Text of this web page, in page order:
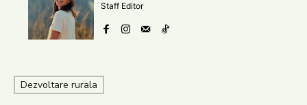
Staff Editor
Dezvoltare rurala